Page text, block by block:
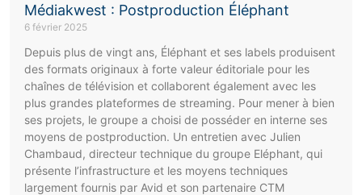
Médiakwest : Postproduction Éléphant
6 février 2025
Depuis plus de vingt ans, Éléphant et ses labels produisent
des formats originaux à forte valeur éditoriale pour les
chaînes de télévision et collaborent également avec les
plus grandes plateformes de streaming. Pour mener à bien
ses projets, le groupe a choisi de posséder en interne ses
moyens de postproduction. Un entretien avec Julien
Chambaud, directeur technique du groupe Eléphant, qui
présente l’infrastructure et les moyens techniques
largement fournis par Avid et son partenaire CTM